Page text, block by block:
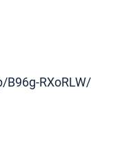
RXoRLW/